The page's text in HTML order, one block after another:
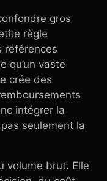
gros
règle
références
qu’un vaste
crée des
intégrer la
seulement la
volume brut. Elle